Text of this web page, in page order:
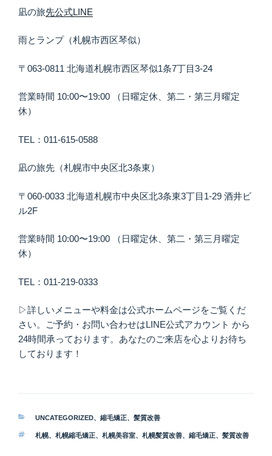
凪の旅先公式LINE
雨とランプ（札幌市西区琴似）
〒063-0811 北海道札幌市西区琴似1条7丁目3-24
営業時間 10:00〜19:00 （日曜定休、第二・第三月曜定
休）
TEL：011-615-0588
凪の旅先（札幌市中央区北3条東）
〒060-0033 北海道札幌市中央区北3条東3丁目1-29 酒井ビ
ル2F
営業時間 10:00〜19:00 （日曜定休、第二・第三月曜定
休）
TEL：011-219-0333
▷詳しいメニューや料金は公式ホームページをご覧くだ
さい。ご予約・お問い合わせはLINE公式アカウント から
24時間承っております。あなたのご来店を心よりお待ち
しております！
カ
ゴ
UNCATEGORIZED、 縮毛矯正、 髪質改善
タ
札幌、 札幌縮毛矯正、 札幌美容室、 札幌髪質改善、 縮毛矯正、 髪質改善